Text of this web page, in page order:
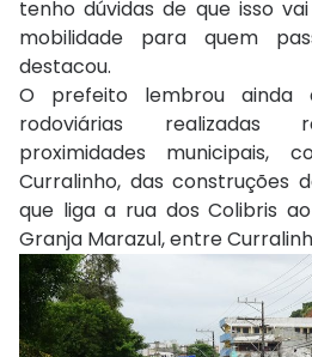
tenho dúvidas de que isso
mobilidade para quem
destacou.
O prefeito lembrou ainda
rodoviárias realizadas
proximidades municipais,
Curralinho, das construções
que liga a rua dos Colibris
Granja Marazul, entre